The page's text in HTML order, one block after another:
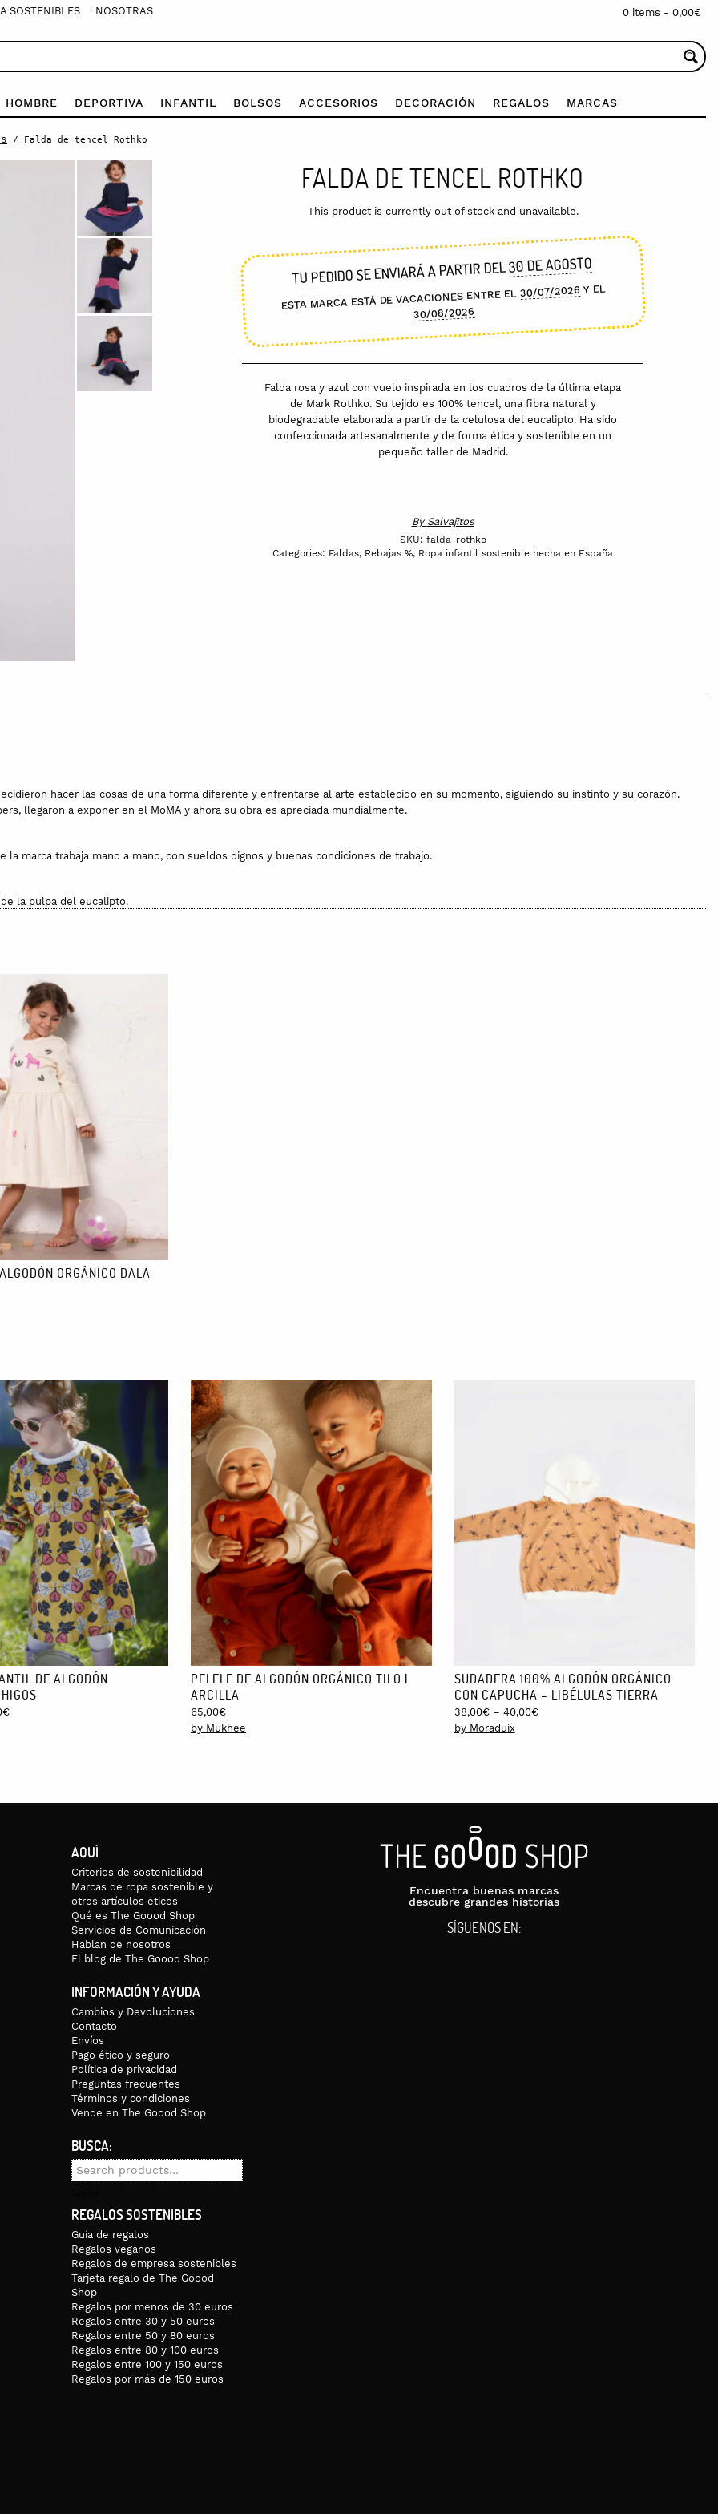
SOSTENIBLES · NOSOTRAS 0 items - 0,00€
HOMBRE DEPORTIVA INFANTIL BOLSOS ACCESORIOS DECORACIÓN REGALOS MARCAS
/ Falda de tencel Rothko
FALDA DE TENCEL ROTHKO
This product is currently out of stock and unavailable.
TU PEDIDO SE ENVIARÁ A PARTIR DEL30 DE AGOSTO
ESTA MARCA ESTÁ DE VACACIONES ENTRE EL30/07/2026 Y EL
30/08/2026
Falda rosa y azul con vuelo inspirada en los cuadros de la última etapa
de Mark Rothko. Su tejido es 100% tencel, una fibra natural y
biodegradable elaborada a partir de la celulosa del eucalipto. Ha sido
confeccionada artesanalmente y de forma ética y sostenible en un
pequeño taller de Madrid.
By Salvajitos
SKU: falda-rothko
Categories: Faldas, Rebajas %, Ropa infantil sostenible hecha en España
hacer las cosas de una forma diferente y enfrentarse al arte establecido en su momento, siguiendo su instinto y su corazón.
llegaron a exponer en el MoMA y ahora su obra es apreciada mundialmente.
marca trabaja mano a mano, con sueldos dignos y buenas condiciones de trabajo.
la pulpa del eucalipto.
delicado. No uses lejía ni secadora. No la laves en seco. Puedes plancharla a una temperatura inferior a 110 C.
envíos a Europa cuestan 10€ y tardan de 2 a 3 semanas. Los envíos al resto del mundo cuestan 15€ y pueden tardar de 3 a 4
ORGÁNICO DALA
DE ALGODÓN
€Price
PELELE DE ALGODÓN ORGÁNICO TILO |
ARCILLA
65,00€
by Mukhee
SUDADERA 100% ALGODÓN ORGÁNICO
CON CAPUCHA – LIBÉLULAS TIERRA
38,00€ – 40,00€Price
by Moraduix
AQUÍ
Criterios de sostenibilidad
Marcas de ropa sostenible y
otros artículos éticos
Qué es The Goood Shop
Servicios de Comunicación
Hablan de nosotros
El blog de The Goood Shop
INFORMACIÓN Y AYUDA
Cambios y Devoluciones
Contacto
Envíos
Pago ético y seguro
Política de privacidad
Preguntas frecuentes
Términos y condiciones
Vende en The Goood Shop
BUSCA:
Search
REGALOS SOSTENIBLES
Guía de regalos
Regalos veganos
Regalos de empresa sostenibles
Tarjeta regalo de The Goood
Shop
Regalos por menos de 30 euros
Regalos entre 30 y 50 euros
Regalos entre 50 y 80 euros
Regalos entre 80 y 100 euros
Regalos entre 100 y 150 euros
Regalos por más de 150 euros
Encuentra buenas marcas
descubre grandes historias
SÍGUENOS EN: